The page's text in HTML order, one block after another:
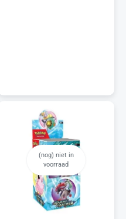
(nog) niet in
voorraad